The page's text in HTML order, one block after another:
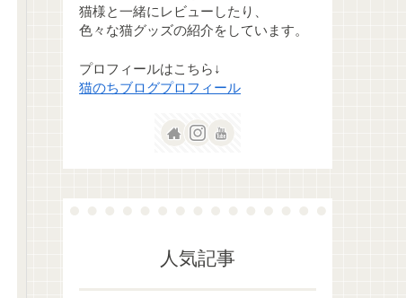
猫様と一緒にレビューしたり、
色々な猫グッズの紹介をしています。
プロフィールはこちら↓
猫のちブログプロフィール
人気記事